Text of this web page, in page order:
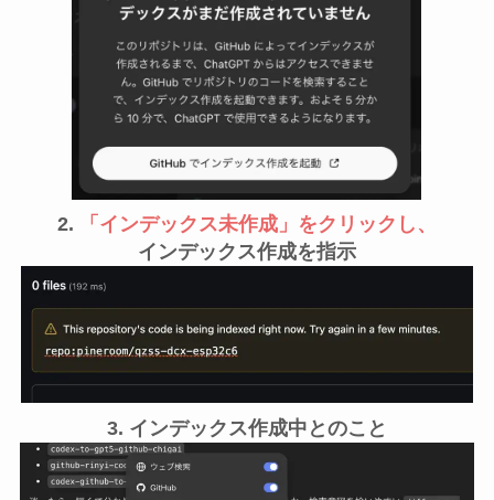
2.
「インデックス未作成」をクリックし、
インデックス作成を指示
3. インデックス作成中とのこと